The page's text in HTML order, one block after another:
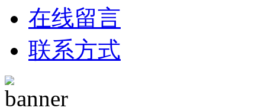
在线留言
联系方式